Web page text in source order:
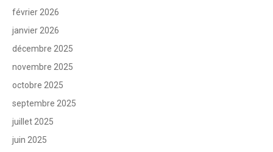
février 2026
janvier 2026
décembre 2025
novembre 2025
octobre 2025
septembre 2025
juillet 2025
juin 2025